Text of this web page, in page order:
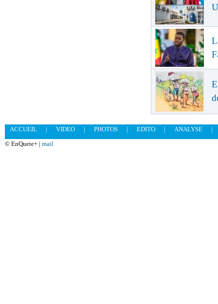
ACCUEIL | VIDEO | PHOTOS | EDITO | ANALYSE
|
© EnQuete+ | mail